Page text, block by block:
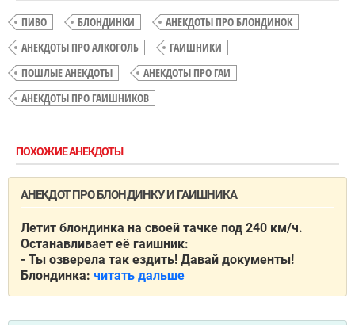
ПИВО БЛОНДИНКИ
АНЕКДОТЫ ПРО БЛОНДИНОК
АНЕКДОТЫ ПРО АЛКОГОЛЬ
ГАИШНИКИ
ПОШЛЫЕ АНЕКДОТЫ
АНЕКДОТЫ ПРО ГАИ
АНЕКДОТЫ ПРО ГАИШНИКОВ
ПОХОЖИЕ АНЕКДОТЫ
АНЕКДОТ ПРО БЛОНДИНКУ И ГАИШНИКА
Летит блондинка на своей тачке под 240 км/ч.
Останавливает её гаишник:
- Ты озверела так ездить! Давай документы!
Блондинка: читать дальше